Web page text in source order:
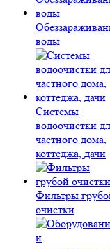
воды
Системы
водоочистки
частного дома,
коттеджа, дачи
Фильтры
очистки